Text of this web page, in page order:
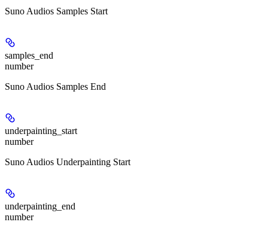
Suno Audios Samples Start
samples_end
number
Suno Audios Samples End
underpainting_start
number
Suno Audios Underpainting Start
underpainting_end
number